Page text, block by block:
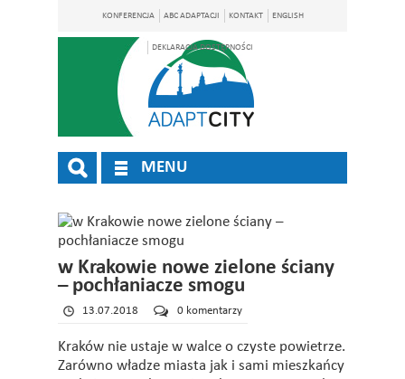
KONFERENCJA ABC ADAPTACJI KONTAKT ENGLISH
DEKLARACJA DOSTĘPNOŚCI
MENU
w Krakowie nowe zielone ściany
– pochłaniacze smogu
13.07.2018 0 komentarzy
Kraków nie ustaje w walce o czyste powietrze.
Zarówno władze miasta jak i sami mieszkańcy